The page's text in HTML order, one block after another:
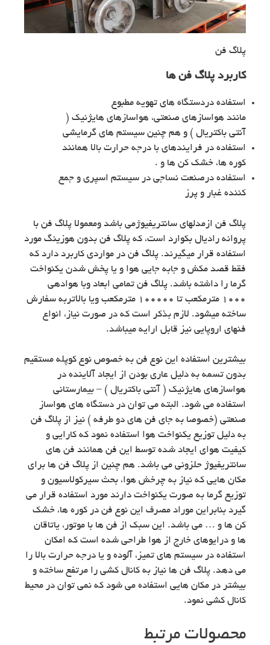
پلاگ فن
کاربرد پلاگ فن ها
استفاده دردستگاه های تهویه مطبوع
مانند هواسازهای صنعتی، هواسازهای هایژنیک (
آنتی باکتریال ) و هم چنین سیستم های گرمایشی
استفاده در فرایندهای با درجه حرارت بالا همانند
کوره ها، خشک کن ها و .
استفاده درصنعت نساجی در سیستم اسپری و جمع
کننده غبار و پرز
پلاگ فن ازمدلهای سانتریفیوژمی باشد ومعمولا پلاگ فن با
پروانه رادیال بکوارد است، که پلاگ فن بدون هوزینگ مورد
استفاده قرار میگیرند. پلاگ فن در مواردی کاربرد دارد که
فقط قصد مکش و جابه جایی هوا و یا پخش شدن یکنواخت
گرما را داشته باشد. پلاگ فن تمامی ابعاد وبا هوادهی
١٠٠٠ مترمکعب تا ١٠٠٠٠٠ مترمکعب ویا بالاتربه سفارش
ساخته میشود. لازم بذکر است که در صورت نیاز، انواع
فنهای اروپایی نیز قابل ارایه میباشد.
بیشترین استفاده این نوع فن به خصوص نوع کوپله مستقیم
بدون تسمه به دلیل عاری بودن از ایجاد آلاینده در
هواسازهای هایژنیک ( آنتی باکتریال ) – بیمارستانی
استفاده می شود. البته می توان در دستگاه های هواساز
صنعتی (خصوصا به جای فن های دو طرفه ) نیز از پلاگ فن
به دلیل توزیع یکنواخت هوا استفاده نمود که کارایی و
کیفیت هوای ایجاد شده توسط این فن همانند فن های
سانتریفیوژ حلزونی می باشد. هم چنین از پلاگ فن ها برای
مکان هایی که نیاز به چرخش هوا، بحث سیرکولاسیون و
توزیع گرما به صورت یکنواخت دارند مورد استفاده قرار می
گیرد بنابراین موراد مصرف این نوع فن در کوره ها، خشک
کن ها و … می باشد. این سبک از فن ها با موتور، یاتاقان
ها و درایوهای خارج از هوا طراحی شده است که امکان
استفاده در سیستم های تمیز، آلوده و یا درجه حرارت بالا را
می دهد. پلاگ فن ها نیاز به کانال کشی را مرتفع ساخته و
بیشتر در مکان هایی استفاده می شود که نمی توان در محیط
کانال کشی نمود.
محصولات مرتبط